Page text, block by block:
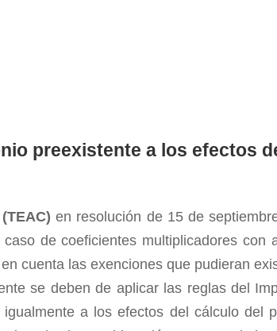
preexistente a los efectos
en resolución de 15 de
de coeficientes multiplicadores
cuenta las exenciones que pudieran
se deben de aplicar las reglas del
a los efectos del cálculo del